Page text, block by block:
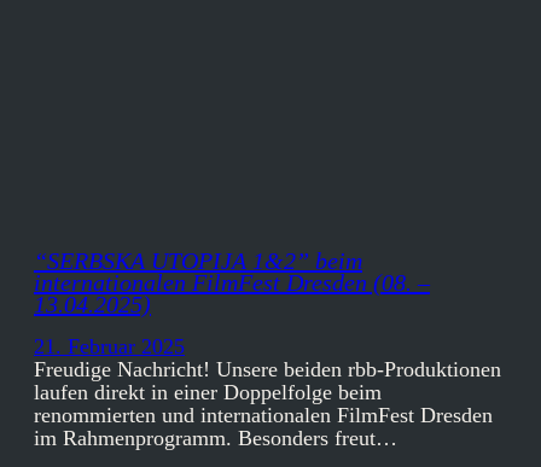
“SERBSKA UTOPIJA 1&2” beim
internationalen FilmFest Dresden (08. –
13.04.2025)
21. Februar 2025
Freudige Nachricht! Unsere beiden rbb-Produktionen
laufen direkt in einer Doppelfolge beim
renommierten und internationalen FilmFest Dresden
im Rahmenprogramm. Besonders freut…